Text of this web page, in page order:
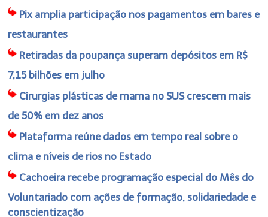
Pix amplia participação nos pagamentos em bares e
restaurantes
Retiradas da poupança superam depósitos em R$
7,15 bilhões em julho
Cirurgias plásticas de mama no SUS crescem mais
de 50% em dez anos
Plataforma reúne dados em tempo real sobre o
clima e níveis de rios no Estado
Cachoeira recebe programação especial do Mês do
Voluntariado com ações de formação, solidariedade e
conscientização